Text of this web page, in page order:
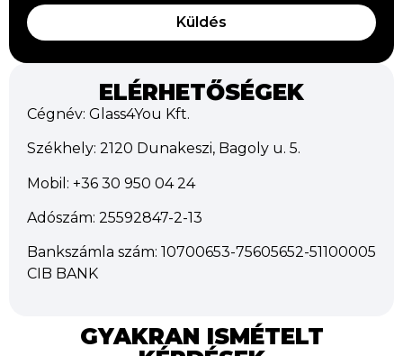
Küldés
ELÉRHETŐSÉGEK
Cégnév: Glass4You Kft.
Székhely: 2120 Dunakeszi, Bagoly u. 5.
Mobil: +36 30 950 04 24
Adószám: 25592847-2-13
Bankszámla szám: 10700653-75605652-51100005
CIB BANK
GYAKRAN ISMÉTELT